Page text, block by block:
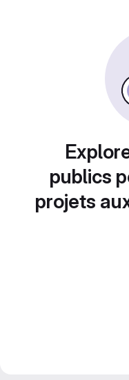
publics
projets